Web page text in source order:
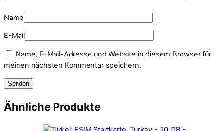
Name
E-Mail
Name, E-Mail-Adresse und Website in diesem Browser für
meinen nächsten Kommentar speichern.
Ähnliche Produkte